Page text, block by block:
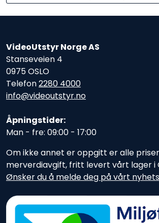
VideoUtstyr Norge AS
Stanseveien 4
0975 OSLO
Telefon2280 4000
info@videoutstyr.no
Åpningstider:
Man - fre: 09:00 - 17:00
Om ikke annet er oppgitt er alle
merverdiavgift, fritt levert vårt lager i
Ønsker du å melde deg på vårt